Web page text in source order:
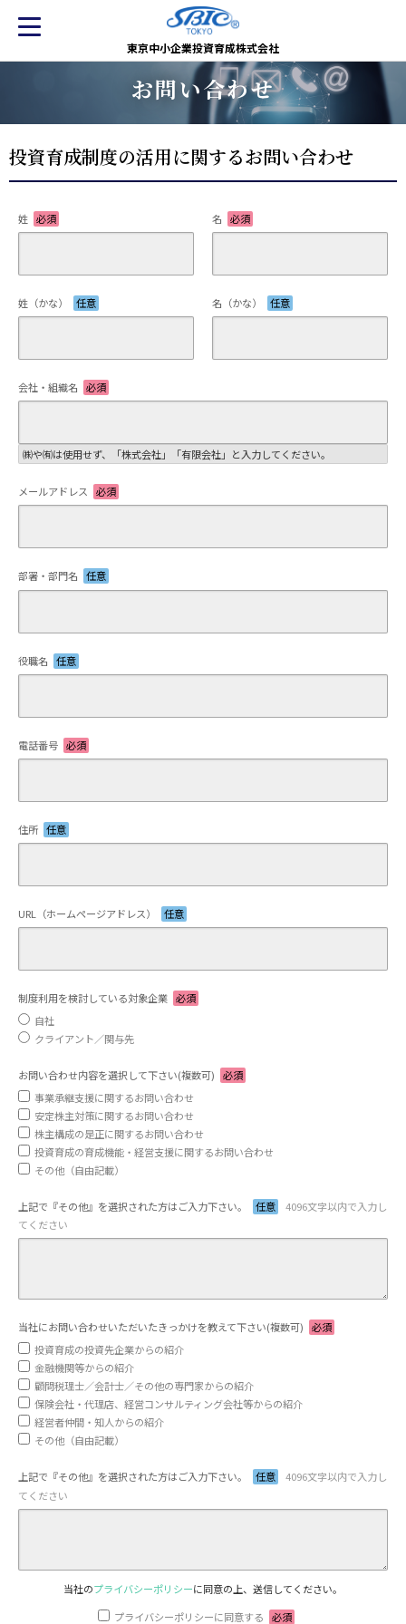
東京中小企業投資育成株式会社
お問い合わせ
投資育成制度の活用に関するお問い合わせ
姓 必須 名 必須
姓（かな） 任意 名（かな） 任意
会社・組織名 必須
㈱や㈲は使用せず、「株式会社」「有限会社」と入力してください。
メールアドレス 必須
部署・部門名 任意
役職名 任意
電話番号 必須
住所 任意
URL（ホームページアドレス） 任意
制度利用を検討している対象企業 必須
自社
クライアント／関与先
お問い合わせ内容を選択して下さい(複数可)
必須
事業承継支援に関するお問い合わせ
安定株主対策に関するお問い合わせ
株主構成の是正に関するお問い合わせ
投資育成の育成機能・経営支援に関するお問い合わせ
その他（自由記載）
上記で『その他』を選択された方はご入力下さい。 任意
4096文字以内で入力し
てください
当社にお問い合わせいただいたきっかけを教えて下さい(複数可)
必須
投資育成の投資先企業からの紹介
金融機関等からの紹介
顧問税理士／会計士／その他の専門家からの紹介
保険会社・代理店、経営コンサルティング会社等からの紹介
経営者仲間・知人からの紹介
その他（自由記載）
上記で『その他』を選択された方はご入力下さい。 任意
4096文字以内で入力し
てください
当社のプライバシーポリシーに同意の上、送信してください。
プライバシーポリシーに同意する
必須